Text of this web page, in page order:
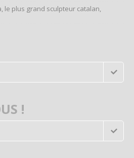
le plus grand sculpteur catalan,
!